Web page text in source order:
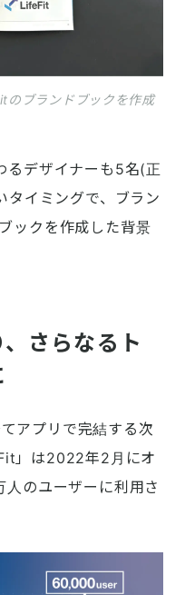
のブランドブックを作成
るデザイナーも5名(正
イミングで、ブラン
ックを作成した背景
さらなるト
アプリで完結する次
」は2022年2月にオ
のユーザーに利用さ